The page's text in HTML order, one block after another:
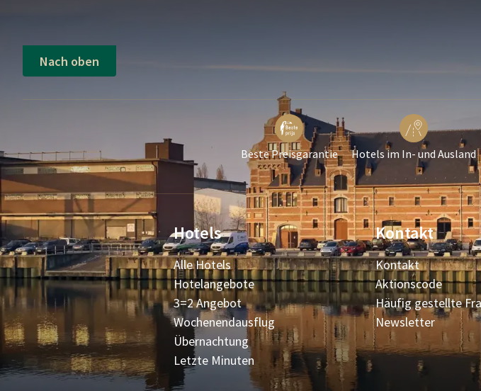
Nach oben
Beste Preisgarantie Hotels im In- und Ausland
Hotels
Alle Hotels
Hotelangebote
3=2 Angebot
Wochenendausflug
Übernachtung
Letzte Minuten
Kontakt
Kontakt
Aktionscode
Häufig gestellte
Newsletter